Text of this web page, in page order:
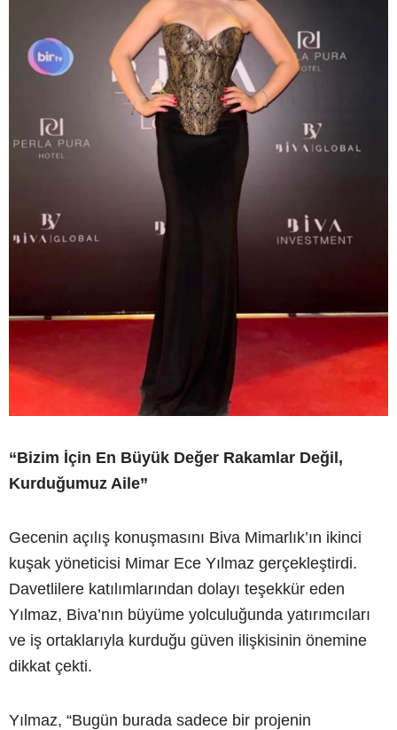
“Bizim İçin En Büyük Değer Rakamlar Değil,
Kurduğumuz Aile”
Gecenin açılış konuşmasını Biva Mimarlık’ın ikinci
kuşak yöneticisi Mimar Ece Yılmaz gerçekleştirdi.
Davetlilere katılımlarından dolayı teşekkür eden
Yılmaz, Biva’nın büyüme yolculuğunda yatırımcıları
ve iş ortaklarıyla kurduğu güven ilişkisinin önemine
dikkat çekti.
Yılmaz, “Bugün burada sadece bir projenin